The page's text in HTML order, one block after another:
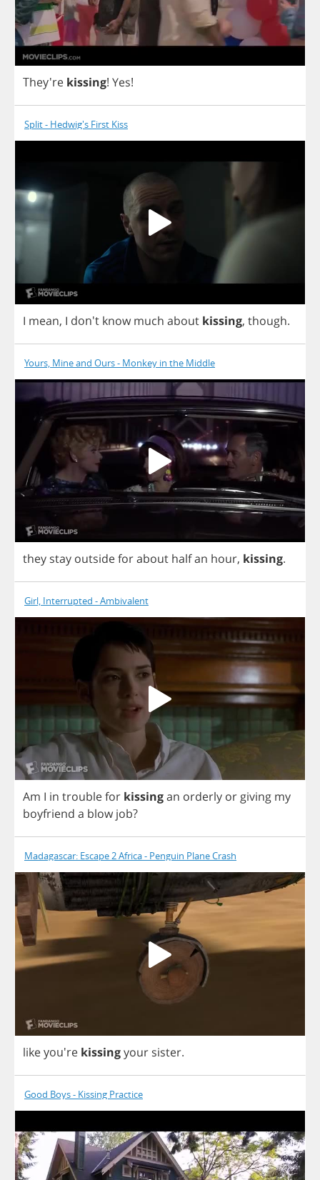
They're kissing! Yes!
Split - Hedwig's First Kiss
I mean, I don't know much about kissing, though.
Yours, Mine and Ours - Monkey in the Middle
they stay outsideforabout halfan hour, kissing.
Girl, Interrupted - Ambivalent
Am I in troublefor kissingan orderly orgiving my
boyfriend a blow job?
Madagascar: Escape 2 Africa - Penguin Plane Crash
likeyou're kissingyour sister.
Good Boys - Kissing Practice